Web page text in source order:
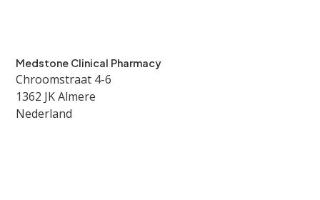
Medstone Clinical Pharmacy
Chroomstraat 4-6
1362 JK Almere
Nederland